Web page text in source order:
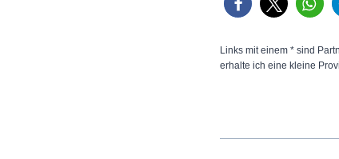
Links mit einem * sind
erhalte ich eine kleine